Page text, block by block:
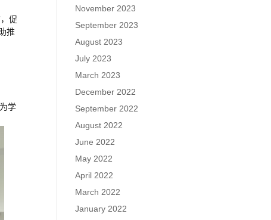
促
推
学
November 2023
September 2023
August 2023
July 2023
March 2023
December 2022
September 2022
August 2022
June 2022
May 2022
April 2022
March 2022
January 2022